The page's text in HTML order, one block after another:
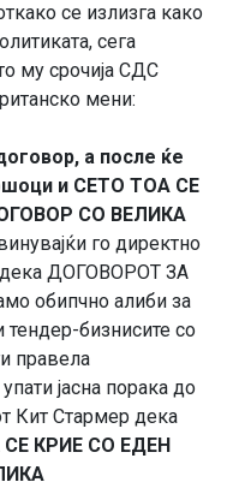
се излизга како
сега
му срочија СДС
мени:
а после ќе
и СЕТО ТОА СЕ
СО ВЕЛИКА
го директно
дека ДОГОВОРОТ ЗА
обипчно алиби за
тендер-бизнисите со
правела
јасна порака до
Кит Стармер дека
КРИЕ СО ЕДЕН